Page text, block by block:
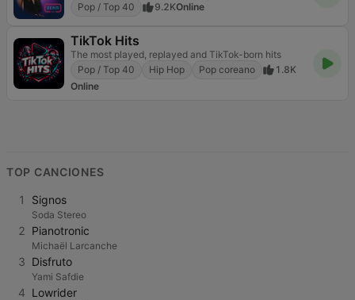
Pop / Top 40
9.2KOnline
TikTok Hits
The most played, replayed and TikTok-born hits
Pop / Top 40
Hip Hop Pop coreano
1.8K
Online
TOP CANCIONES
1 Signos
Soda Stereo
2 Pianotronic
Michaël Larcanche
3 Disfruto
Yami Safdie
4 Lowrider